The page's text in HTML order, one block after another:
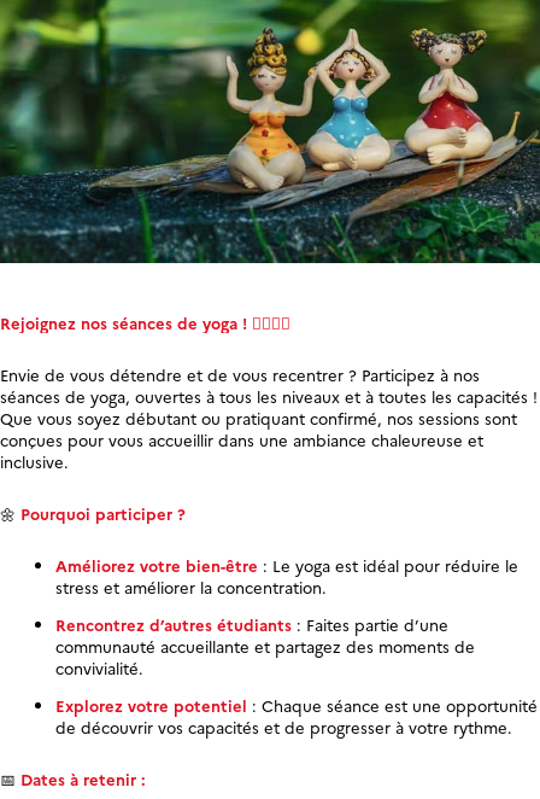
Rejoignez nos séances de yoga ! 🧘‍♀️🧘‍♂️
Envie de vous détendre et de vous recentrer ? Participez à nos
séances de yoga, ouvertes à tous les niveaux et à toutes les capacités !
Que vous soyez débutant ou pratiquant confirmé, nos sessions sont
conçues pour vous accueillir dans une ambiance chaleureuse et
inclusive.
🌼 Pourquoi participer ?
Améliorez votre bien-être : Le yoga est idéal pour réduire le
stress et améliorer la concentration.
Rencontrez d’autres étudiants: Faites partie d’une
communauté accueillante et partagez des moments de
convivialité.
Explorez votre potentiel : Chaque séance est une opportunité
de découvrir vos capacités et de progresser à votre rythme.
📅 Dates à retenir :